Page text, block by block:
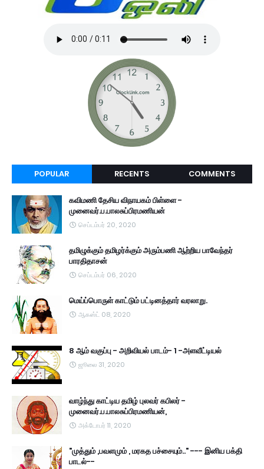
POPULAR RECENTS COMMENTS
கவிமணி தேசிய விநாயகம் பிள்ளை -
முனைவர்.ப.பாலசுப்பிரமணியன்
செப்டம்பர் 20, 2020
தமிழுக்கும் தமிழர்க்கும் அரும்பணி ஆற்றிய பாவேந்தர்
பாரதிதாசன்
செப்டம்பர் 06, 2020
மெய்ப்பொருள் காட்டும் பட்டினத்தார் வரலாறு.
ஆகஸ்ட் 08, 2020
8 ஆம் வகுப்பு - அறிவியல் பாடம்- 1 -அளவீட்டியல்
ஜூலை 31, 2020
வாழ்ந்து காட்டிய தமிழ் புலவர் கபிலர் -
முனைவர்.ப.பாலசுப்பிரமணியன்,
அக்டோபர் 11, 2020
"முத்தும் ,பவளமும் , மரகத பச்சையும்.." --- இனிய பக்தி
பாடல்--